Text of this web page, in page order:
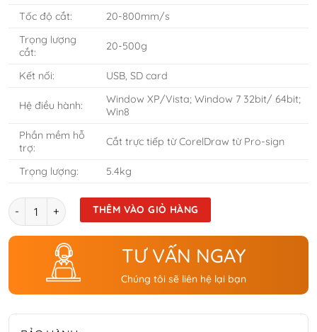
Tốc độ cắt:
20-800mm/s
Trọng lượng
cắt:
20-500g
Kết nối: USB, SD card
Hệ điều hành:
Window XP/Vista; Window 7 32bit/ 64bit;
Win8
Phần mềm hỗ
trợ:
Cắt trực tiếp từ CorelDraw từ Pro-sign
Trọng lượng: 5.4kg
Số lượng THÊM VÀO GIỎ HÀNG
TƯ VẤN NGAY
Chúng tôi sẽ liên hệ lại bạn